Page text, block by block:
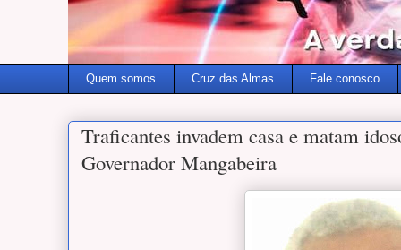
Quem somos Cruz das Almas Fale conosco
Traficantes invadem casa e matam
Governador Mangabeira